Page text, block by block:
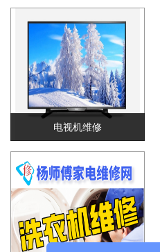
电视机维修